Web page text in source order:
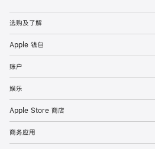
选购及了解
Apple 钱包
账户
娱乐
Apple Store 商店
商务应用